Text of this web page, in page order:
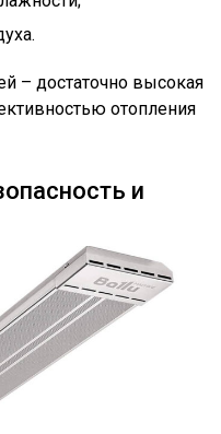
– достаточно высокая
отопления
и